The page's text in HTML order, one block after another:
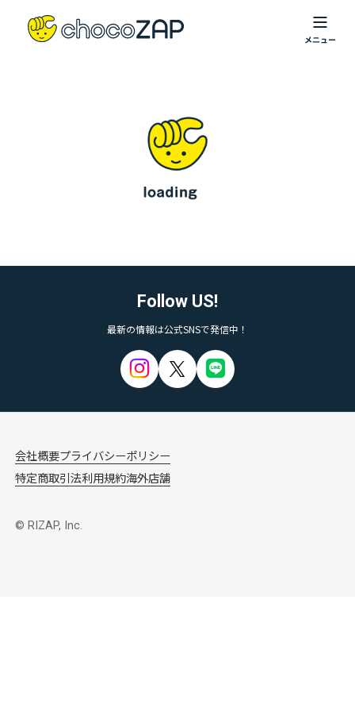
Follow US!
最新の情報は公式SNSで発信中！
会社概要プライバシーポリシー
特定商取引法利用規約海外店舗
© RIZAP, Inc.